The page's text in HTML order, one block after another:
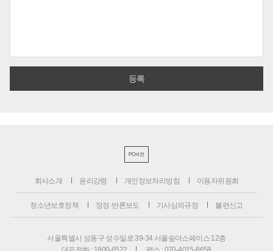
PC버전
회사소개 윤리강령 개인정보처리방침 이용자위원회
청소년보호정책 정정·반론보도 기사심의규정 불편신고
서울특별시 성동구 성수일로 39-34 서울숲더스페이스 12층